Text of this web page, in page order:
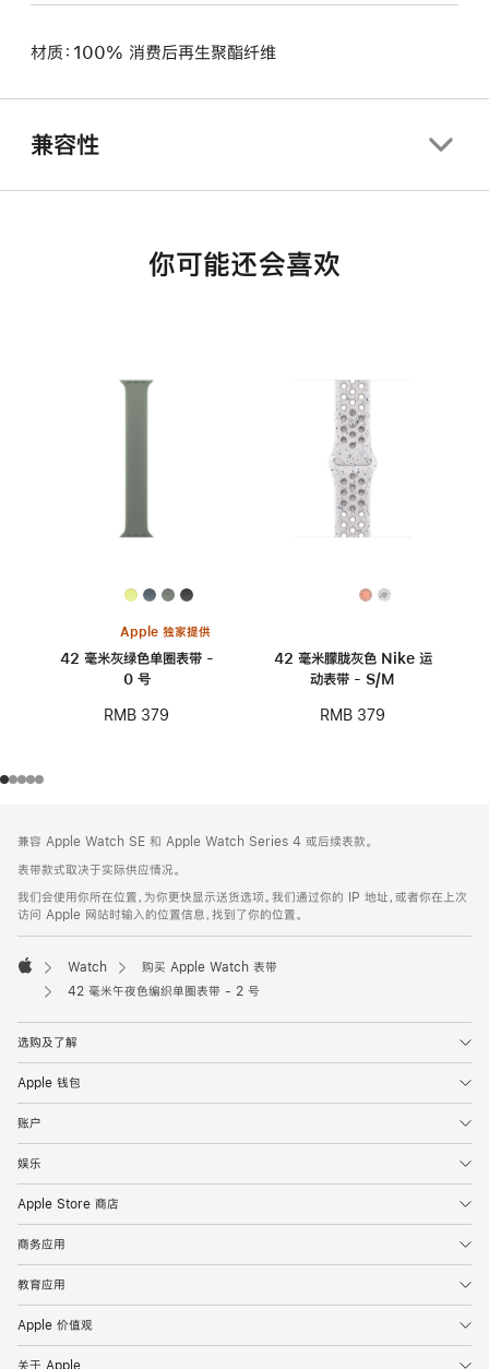
材质：100% 消费后再生聚酯纤维
兼容性
你可能还会喜欢
Apple 独家提供
42 毫米灰绿色单圈表带 -
0 号
RMB 379
42 毫米朦胧灰色 Nike 运
动表带 - S/M
RMB 379
页
页
脚
注
兼容 Apple Watch SE 和 Apple Watch Series 4 或后续表款。
表带款式取决于实际供应情况。
我们会使用你所在位置，为你更快显示送货选项。我们通过你的 IP 地址，或者你在上次
访问 Apple 网站时输入的位置信息，找到了你的位置。
Apple
Watch
购买 Apple Watch 表带
42 毫米午夜色编织单圈表带 - 2 号
选购及了解
Apple 钱包
账户
娱乐
Apple Store 商店
商务应用
教育应用
Apple 价值观
关于 Apple